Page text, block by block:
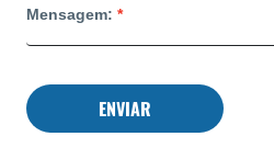
Mensagem:
ENVIAR